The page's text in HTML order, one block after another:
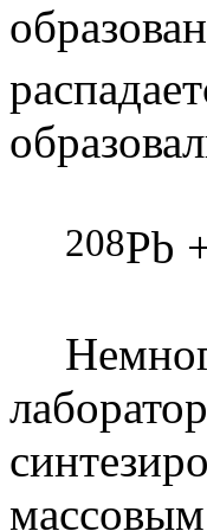
208Pb